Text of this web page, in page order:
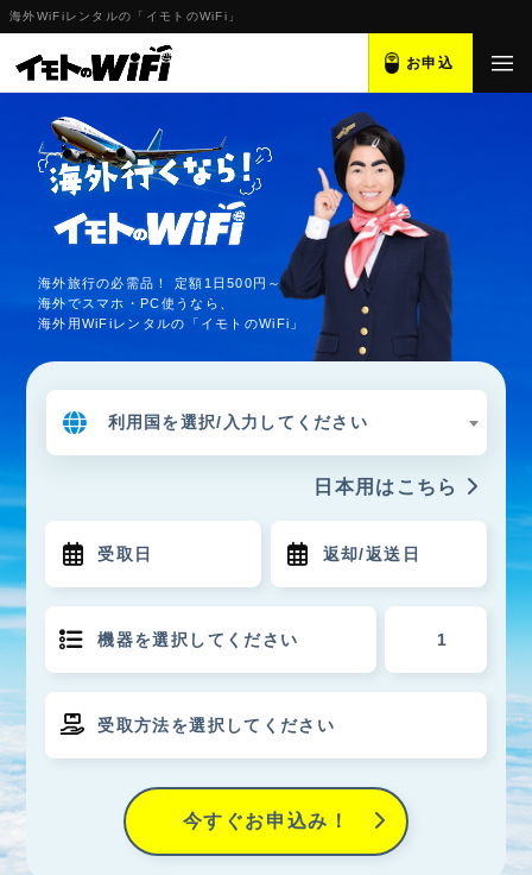
海外WiFiレンタルの「イモトのWiFi」
お申込
海外旅行の必需品！ 定額1日500円～
海外でスマホ・PC使うなら、
海外用WiFiレンタルの「イモトのWiFi」
利用国を選択/入力してください
日本用はこちら
今すぐお申込み！